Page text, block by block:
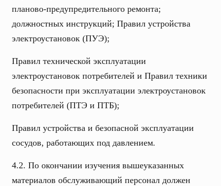
планово-предупредительного ремонта;
должностных инструкций; Правил устройства
электроустановок (ПУЭ);
Правил технической эксплуатации
электроустановок потребителей и Правил техники
безопасности при эксплуатации электроустановок
потребителей (ПТЭ и ПТБ);
Правил устройства и безопасной эксплуатации
сосудов, работающих под давлением.
4.2. По окончании изучения вышеуказанных
материалов обслуживающий персонал должен